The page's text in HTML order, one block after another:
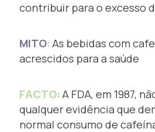
contribuir para o excesso
MITO: As bebidas com
acrescidos para a saúde
FACTO: A FDA, em 1987,
qualquer evidência que
normal consumo de